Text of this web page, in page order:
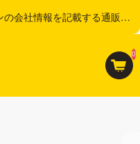
会社情報を記載する通販サ
0